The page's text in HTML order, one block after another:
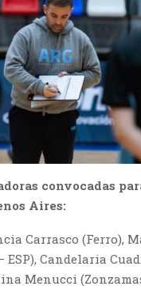
convocadas
Aires:
Carrasco (Ferro),
ESP), Candelaria
Menucci